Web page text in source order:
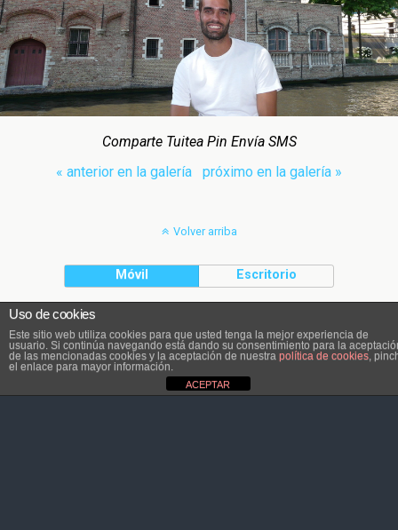
Comparte Tuitea Pin Envía SMS
« anterior en la galería
próximo en la galería »
Volver arriba
Móvil Escritorio
El contenido pertenece a Atletaviajero.info
Uso de cookies
Este sitio web utiliza cookies para que usted tenga la mejor experiencia de
usuario. Si continúa navegando está dando su consentimiento para la
de las mencionadas cookies y la aceptación de nuestra política de cookies ,
el enlace para mayor información.
ACEPTAR